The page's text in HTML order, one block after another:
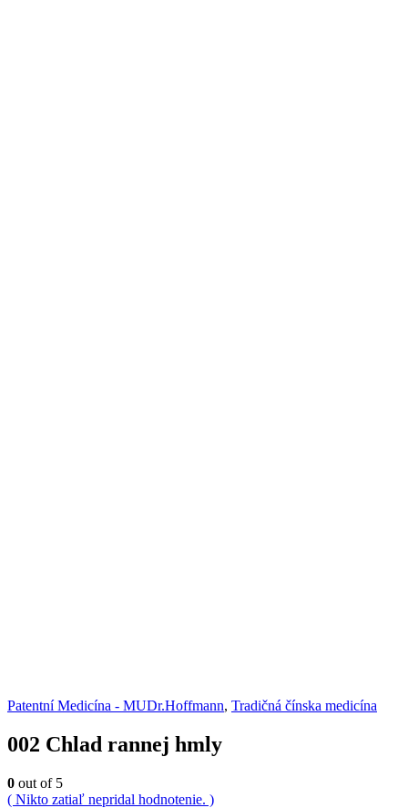
Patentní Medicína - MUDr.Hoffmann, Tradičná čínska medicína
002 Chlad rannej hmly
0 out of 5
( Nikto zatiaľ nepridal hodnotenie. )